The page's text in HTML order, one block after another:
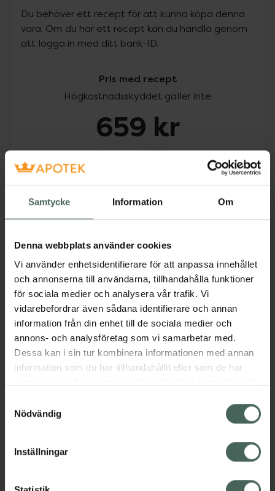
Samtycke Information Om
Denna webbplats använder cookies
Vi använder enhetsidentifierare för att anpassa innehållet
och annonserna till användarna, tillhandahålla funktioner
för sociala medier och analysera vår trafik. Vi
vidarebefordrar även sådana identifierare och annan
information från din enhet till de sociala medier och
annons- och analysföretag som vi samarbetar med.
Dessa kan i sin tur kombinera informationen med annan
information som du har tillhandahållit eller som de har
återkalla ditt samtycke via webbplatsens
cookieinställningar. Ett återkallat samtycke påverkar inte
lagligheten av behandling som skett innan återkallelsen.
Nödvändig
Inställningar
Du behöver ett recept för att kunna köpa denna
vara. Om du har ett recept kan du handla genom
att logga in med ditt bank-ID.
Pris med recept
Högkostnadsskyddet gäller inte
659 kr
I apotek:659 kr
Köp via ditt recept
Beskrivning Dölj
Läs alltid bipacksedeln innan
användning.
EAN:
00191778022179